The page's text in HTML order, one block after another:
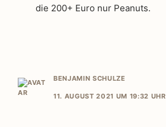
die 200+ Euro nur Peanuts.
BENJAMIN SCHULZE
11. AUGUST 2021 UM 19:32 UHR